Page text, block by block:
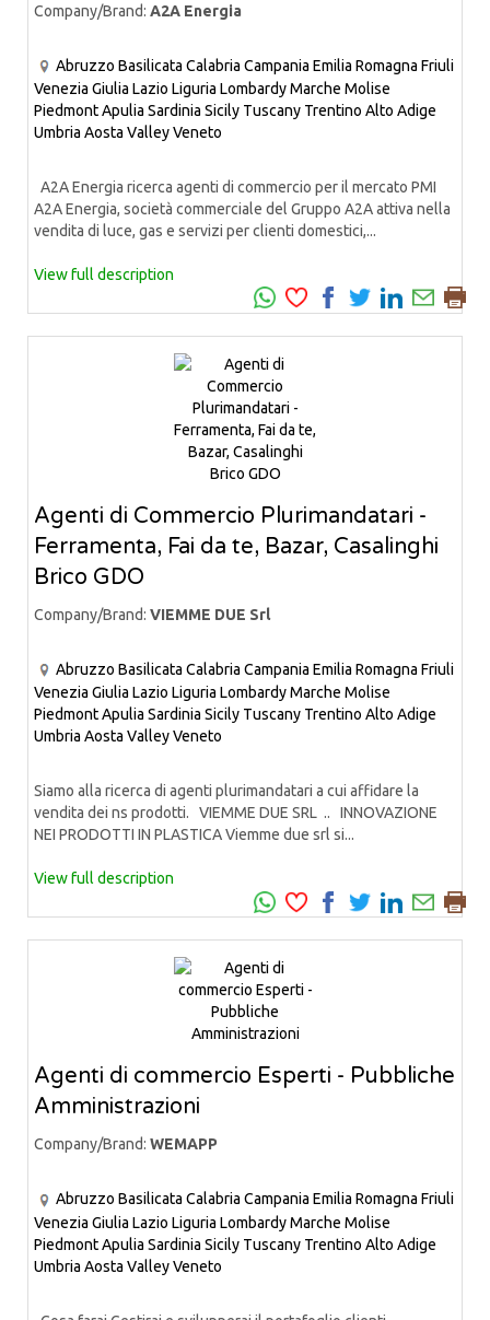
Company/Brand: A2A Energia
Abruzzo Basilicata Calabria Campania Emilia Romagna Friuli
Venezia Giulia Lazio Liguria LombardyMarche Molise
PiedmontApulia Sardinia Sicily Tuscany Trentino Alto Adige
Umbria Aosta ValleyVeneto
A2A Energia ricerca agenti di commercio per il mercato PMI
A2A Energia, società commerciale del Gruppo A2A attiva nella
vendita di luce, gas e servizi per clienti domestici,...
View full description
Agenti di Commercio Plurimandatari -
Ferramenta, Fai da te, Bazar, Casalinghi
Brico GDO
Company/Brand: VIEMME DUE Srl
Abruzzo Basilicata Calabria Campania Emilia Romagna Friuli
Venezia Giulia Lazio Liguria LombardyMarche Molise
PiedmontApulia Sardinia Sicily Tuscany Trentino Alto Adige
Umbria Aosta ValleyVeneto
Siamo alla ricerca di agenti plurimandatari a cui affidare la
vendita dei ns prodotti. VIEMME DUE SRL .. INNOVAZIONE
NEI PRODOTTI IN PLASTICA Viemme due srl si...
View full description
Agenti di commercio Esperti - Pubbliche
Amministrazioni
Company/Brand: WEMAPP
Abruzzo Basilicata Calabria Campania Emilia Romagna Friuli
Venezia Giulia Lazio Liguria LombardyMarche Molise
PiedmontApulia Sardinia Sicily Tuscany Trentino Alto Adige
Umbria Aosta ValleyVeneto